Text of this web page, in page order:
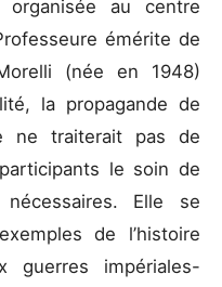
au centre
émérite de
(née en 1948)
la propagande de
ne traiterait pas de
le soin de
Elle se
de l’histoire
guerres impériales-